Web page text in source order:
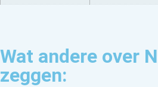
Wat andere over
zeggen: